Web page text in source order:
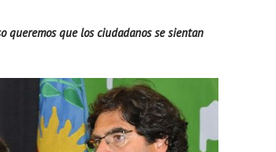
queremos que los ciudadanos se sientan